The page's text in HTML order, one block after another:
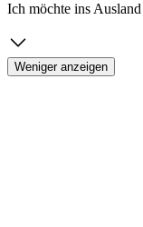
Ich möchte ins
Weniger anzeigen